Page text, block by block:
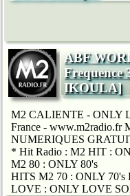
ABF
Frequence
IKOULA]
M2 CALIENTE - ONLY
France - www.m2radio.fr
NUMERIQUES
* Hit Radio : M2 HIT :
M2 80 : ONLY 80's
HITS M2 70 : ONLY
LOVE : ONLY LOVE